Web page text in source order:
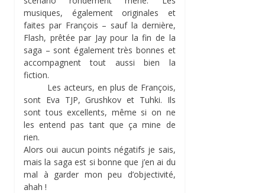
musiques, également originales et
faites par François – sauf la dernière,
Flash, prêtée par Jay pour la fin de la
saga – sont également très bonnes et
accompagnent tout aussi bien la
fiction.
Les acteurs, en plus de François,
sont Eva TJP, Grushkov et Tuhki. Ils
sont tous excellents, même si on ne
les entend pas tant que ça mine de
rien.
Alors oui aucun points négatifs je sais,
mais la saga est si bonne que j’en ai du
mal à garder mon peu d’objectivité,
ahah !